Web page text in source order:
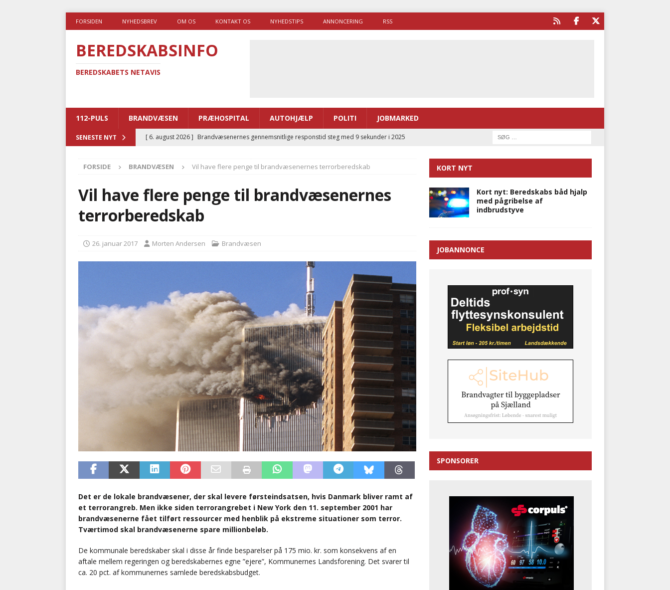
FORSIDEN NYHEDSBREV OM OS KONTAKT OS NYHEDSTIPS ANNONCERING RSS
BEREDSKABSINFO
BEREDSKABETS NETAVIS
112-PULS BRANDVÆSEN PRÆHOSPITAL AUTOHJÆLP POLITI JOBMARKED
SENESTE NYT [ 6. august 2026 ] Brandvæsenernes gennemsnitlige responstid steg med 9 sekunder i 2025
[ 5. august 2026 ] Advarer: Udløb af sygetransporttilladelser kan sende 400.000 kørsler over
i det offentlige
[ 5. august 2026 ]
Ny ambulance og el-sygetransportvogn til Samsø
[ 4. august 2026 ] Brandvæsenerne brugte lidt længere tid på at komme af sted i 2025
BRANDVÆSEN
FORSIDE BRANDVÆSEN Vil have flere penge til brandvæsenernes terrorberedskab
Vil have flere penge til brandvæsenernes
terrorberedskab
26. januar 2017 Morten Andersen Brandvæsen
Det er de lokale brandvæsener, der skal levere førsteindsatsen, hvis Danmark bliver ramt af
et terrorangreb. Men ikke siden terrorangrebet i New York den 11. september 2001 har
brandvæsenerne fået tilført ressourcer med henblik på ekstreme situationer som terror.
Tværtimod skal brandvæsenerne spare millionbeløb.
De kommunale beredskaber skal i disse år finde besparelser på 175 mio. kr. som konsekvens af en
aftale mellem regeringen og beredskabernes egne ”ejere”, Kommunernes Landsforening. Det svarer til
ca. 20 pct. af kommunernes samlede beredskabsbudget.
KORT NYT
Kort nyt: Beredskabs båd hjalp
med pågribelse af
indbrudstyve
JOBANNONCE
SPONSORER